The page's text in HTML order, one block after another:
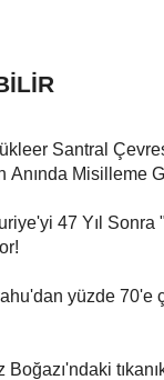
Santral
Anında Misilleme
47 Yıl Sonra
yüzde 70'e
Boğazı'ndaki